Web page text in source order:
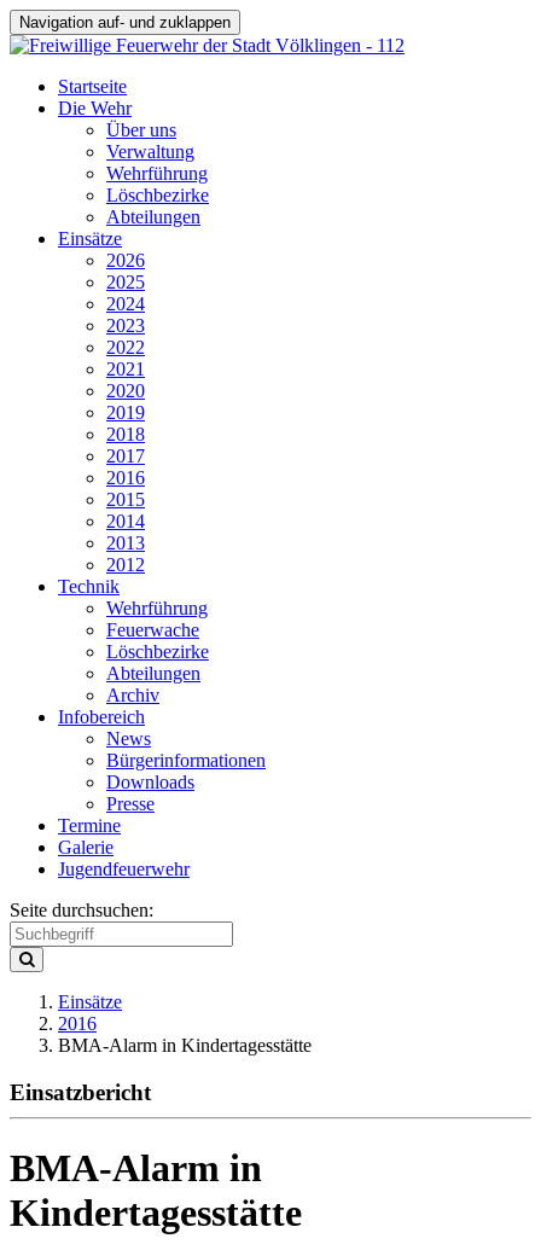
Navigation auf- und zuklappen
Startseite
Die Wehr
Über uns
Verwaltung
Wehrführung
Löschbezirke
Abteilungen
Einsätze
2026
2025
2024
2023
2022
2021
2020
2019
2018
2017
2016
2015
2014
2013
2012
Technik
Wehrführung
Feuerwache
Löschbezirke
Abteilungen
Archiv
Infobereich
News
Bürgerinformationen
Downloads
Presse
Termine
Galerie
Jugendfeuerwehr
Seite durchsuchen:
Einsätze
2016
BMA-Alarm in Kindertagesstätte
Einsatzbericht
BMA-Alarm in
Kindertagesstätte